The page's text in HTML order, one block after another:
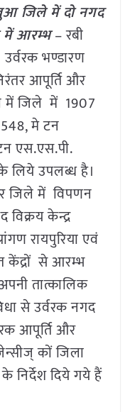
जिले में दो नगद
में आरम्भ– रबी
भण्डारण
आपूर्ति और
में जिले में 1907
मे टन
एस.एस.पी.
लिये उपलब्ध है।
जिले में विपणन
केन्द्र
रायपुरिया एवं
केंद्रों से आरम्भ
तात्कालिक
से उर्वरक नगद
आपूर्ति और
कों जिला
के निर्देश दिये गये हैं